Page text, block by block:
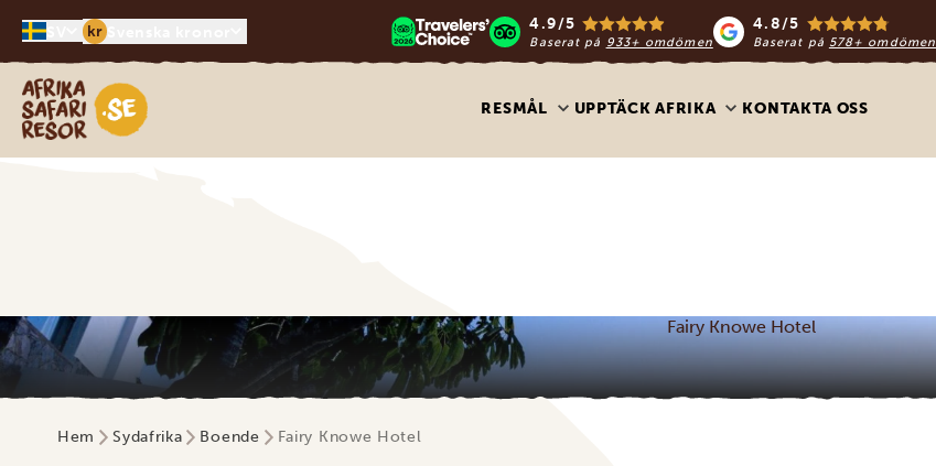
kr 4.9/5
Baserat på 933+ omdömen
4.8/5
Baserat på 578+ omdömen
Safari-resor i Afrika
RESMÅL UPPTÄCK AFRIKA KONTAKTA OSS
Fairy Knowe Hotel
Hem Sydafrika Boende Fairy Knowe Hotel